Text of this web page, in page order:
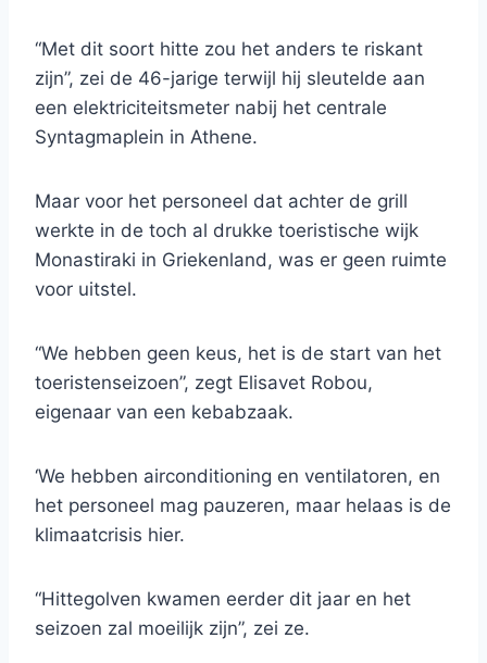
“Met dit soort hitte zou het anders te riskant
zijn”, zei de 46-jarige terwijl hij sleutelde aan
een elektriciteitsmeter nabij het centrale
Syntagmaplein in Athene.
Maar voor het personeel dat achter de grill
werkte in de toch al drukke toeristische wijk
Monastiraki in Griekenland, was er geen ruimte
voor uitstel.
“We hebben geen keus, het is de start van het
toeristenseizoen”, zegt Elisavet Robou,
eigenaar van een kebabzaak.
‘We hebben airconditioning en ventilatoren, en
het personeel mag pauzeren, maar helaas is de
klimaatcrisis hier.
“Hittegolven kwamen eerder dit jaar en het
seizoen zal moeilijk zijn”, zei ze.